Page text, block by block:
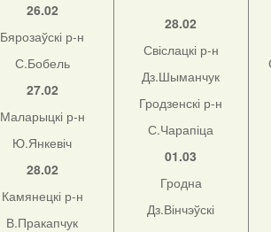
26.02
Бярозаўскі р-н
С.Бобель
27.02
Маларыцкі р-н
Ю.Янкевіч
28.02
Камянецкі р-н
В.Пракапчук
28.02
Свіслацкі р-н
Дз.Шыманчук
Гродзенскі р-н
С.Чарапіца
01.03
Гродна
Дз.Вінчэўскі